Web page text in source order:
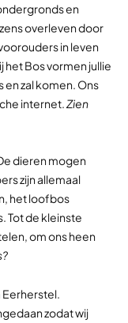
en
overleven door
in leven
het Bos vormen jullie
en zal komen. Ons
internet. Zien
dieren mogen
zijn allemaal
het loofbos
Tot de kleinste
om ons heen
zodat wij